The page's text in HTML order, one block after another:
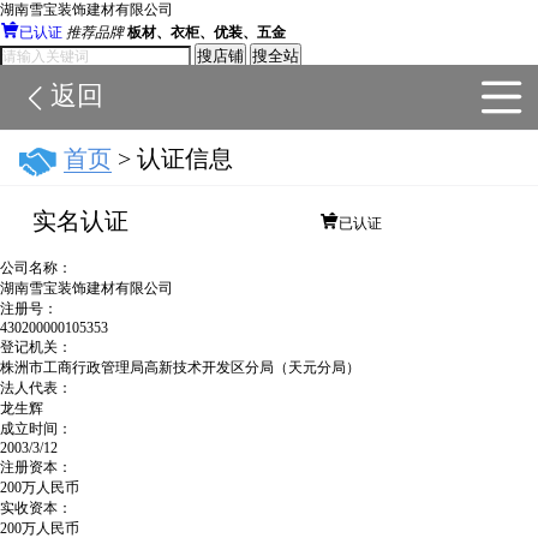
湖南雪宝装饰建材有限公司
已认证 推荐品牌 板材、衣柜、优装、五金
搜店铺 搜全站
返回
 首页> 认证信息
实名认证 已认证
公司名称：
湖南雪宝装饰建材有限公司
注册号：
430200000105353
登记机关：
株洲市工商行政管理局高新技术开发区分局（天元分局）
法人代表：
龙生辉
成立时间：
2003/3/12
注册资本：
200万人民币
实收资本：
200万人民币